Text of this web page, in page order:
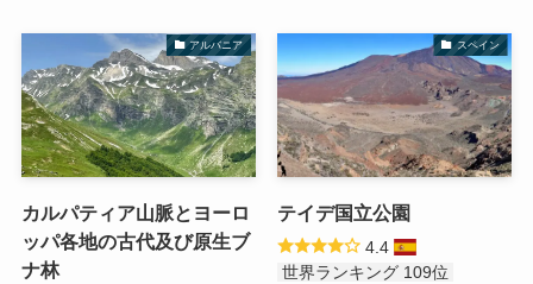
アルバニア
カルパティア山脈とヨーロ
ッパ各地の古代及び原生ブ
ナ林
スペイン
テイデ国立公園
4.4
世界ランキング 109位